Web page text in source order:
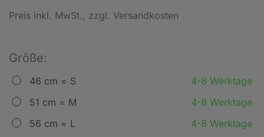
Preis inkl. MwSt. , zzgl. Versandkosten
Größe:
46 cm = S
4-8 Werktage
51 cm = M
4-8 Werktage
56 cm = L
4-8 Werktage